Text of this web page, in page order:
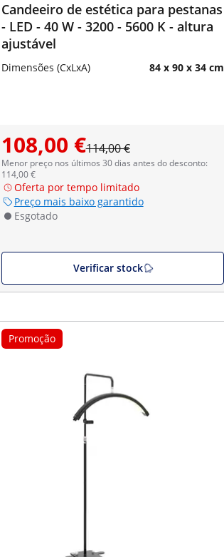
Candeeiro de estética para pestanas
- LED - 40 W - 3200 - 5600 K - altura
ajustável
Dimensões (CxLxA) 84 x 90 x 34 cm
108,00 €114,00 €
Menor preço nos últimos 30 dias antes do desconto:
114,00 €
Oferta por tempo limitado
Preço mais baixo garantido
Esgotado
Verificar stock
Promoção